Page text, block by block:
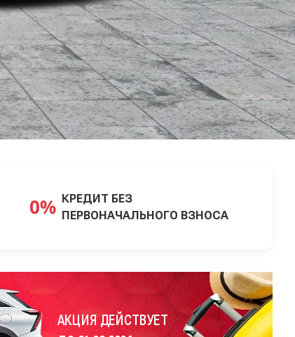
КРЕДИТ БЕЗ
ПЕРВОНАЧАЛЬНОГО ВЗНОСА
АКЦИЯ ДЕЙСТВУЕТ